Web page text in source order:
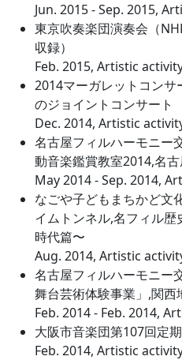
Jun. 2015 - Sep. 2015,
東京吹奏楽団演奏会（
収録）
Feb. 2015, Artistic
2014マーガレットコンサ
のジョイントコンサート
Dec. 2014, Artistic
名古屋フィルハーモニー
動音楽鑑賞教室2014,名
May 2014 - Sep. 2014,
なごや子どもまちかど文
イムトンネル,名フィル
時代篇〜
Aug. 2014, Artistic
名古屋フィルハーモニー
舞台芸術体験事業」,関
Feb. 2014 - Feb. 2014,
大阪市音楽団第107回定
Feb. 2014, Artistic